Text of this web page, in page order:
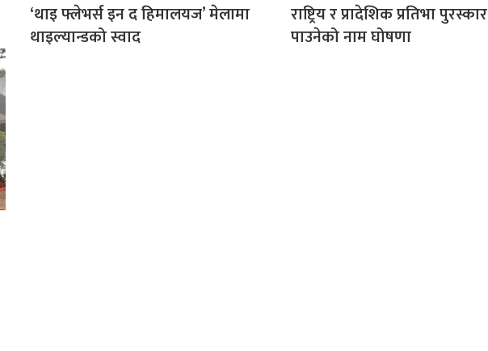
‘थाइ फ्लेभर्स इन द हिमालयज’ मेलामा
थाइल्यान्डको स्वाद
राष्ट्रिय र प्रादेशिक प्रतिभा पुरस्कार
पाउनेको नाम घोषणा